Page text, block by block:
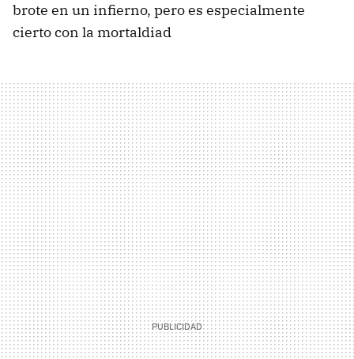
brote en un infierno, pero es especialmente
cierto con la mortaldiad